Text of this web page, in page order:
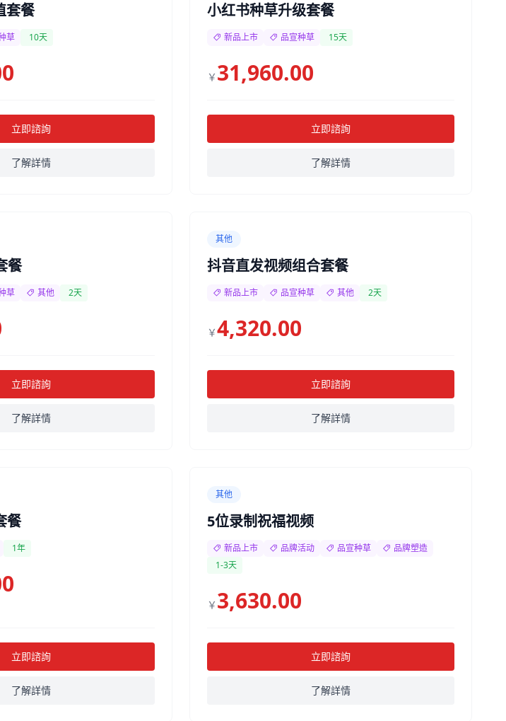
套餐
草 10天
立即諮詢
了解詳情
小红书种草升级套餐
新品上市 品宣种草 15天
￥ 31,960.00
立即諮詢
了解詳情
餐
草 其他 2天
立即諮詢
了解詳情
其他
抖音直发视频组合套餐
新品上市 品宣种草 其他 2天
￥4,320.00
立即諮詢
了解詳情
餐
1年
立即諮詢
了解詳情
其他
5位录制祝福视频
新品上市 品牌活动 品宣种草
品牌塑造
1-3天
￥ 3,630.00
立即諮詢
了解詳情